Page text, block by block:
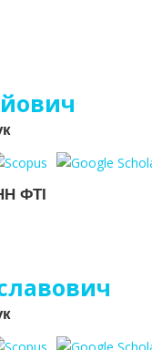
ФТІ